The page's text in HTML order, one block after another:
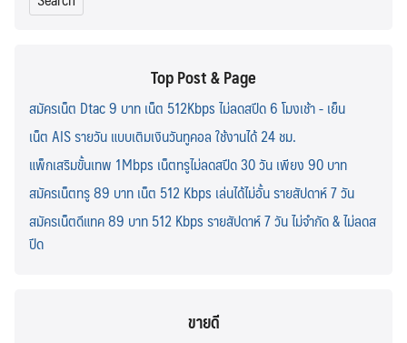
Top Post & Page
สมัครเน็ต Dtac 9 บาท เน็ต 512Kbps ไม่ลดสปีด 6 โมงเช้า - เย็น
เน็ต AIS รายวัน แบบเติมเงินวันทูคอล ใช้งานได้ 24 ชม.
แพ็กเสริมขั้นเทพ 1Mbps เน็ตทรูไม่ลดสปีด 30 วัน เพียง 90 บาท
สมัครเน็ตทรู 89 บาท เน็ต 512 Kbps เล่นได้ไม่อั้น รายสัปดาห์ 7 วัน
สมัครเน็ตดีแทค 89 บาท 512 Kbps รายสัปดาห์ 7 วัน ไม่จำกัด & ไม่ลดส
ปีด
ขายดี